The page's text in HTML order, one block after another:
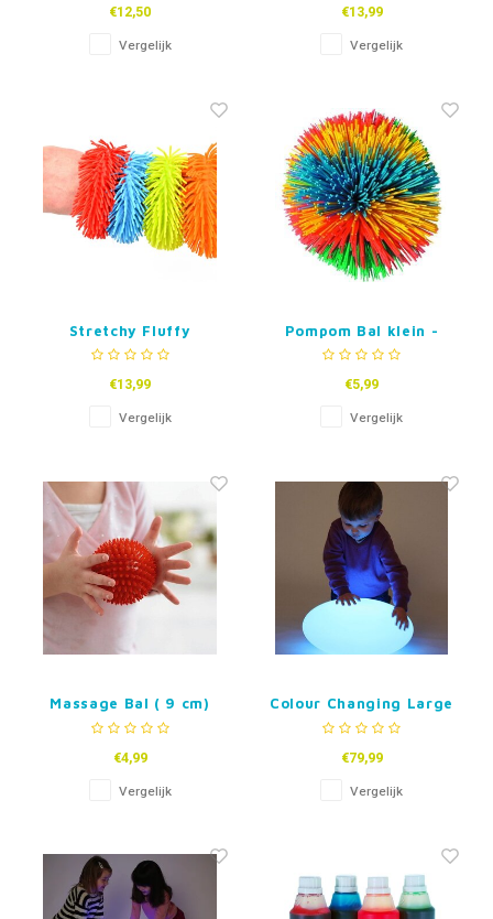
€12,50
Vergelijk
€13,99
Vergelijk
Stretchy Fluffy
Armbanden set van 4
€13,99
Vergelijk
Pompom Bal klein -
7cm
€5,99
Vergelijk
Massage Bal ( 9 cm)
€4,99
Vergelijk
Colour Changing Large
Pebble
€79,99
Vergelijk